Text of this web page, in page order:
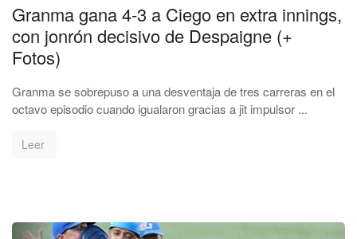
Granma gana 4-3 a Ciego en extra innings,
con jonrón decisivo de Despaigne (+
Fotos)
Granma se sobrepuso a una desventaja de tres carreras en el
octavo episodio cuando igualaron gracias a jit impulsor ...
Leer